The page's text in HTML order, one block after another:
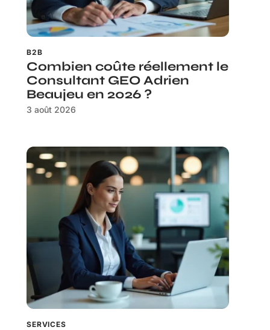
B2B
Combien coûte réellement le
Consultant GEO Adrien
Beaujeu en 2026 ?
3 août 2026
SERVICES